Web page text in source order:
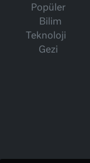
Popüler
Bilim
Teknoloji
Gezi